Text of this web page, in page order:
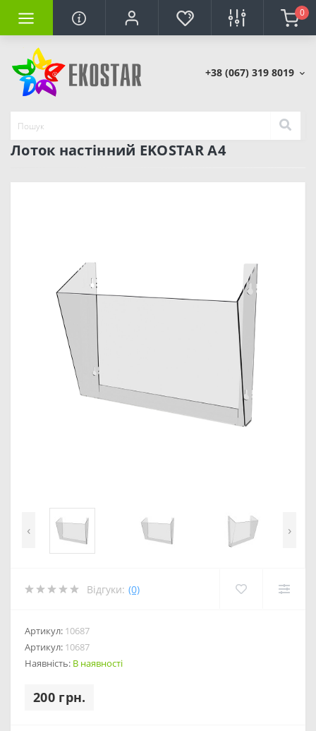
0
+38 (067) 319 8019
Лоток настінний EKOSTAR А4
‹ ›
Відгуки: (0)
Артикул: 10687
Артикул: 10687
Наявність: В наявності
200 грн.